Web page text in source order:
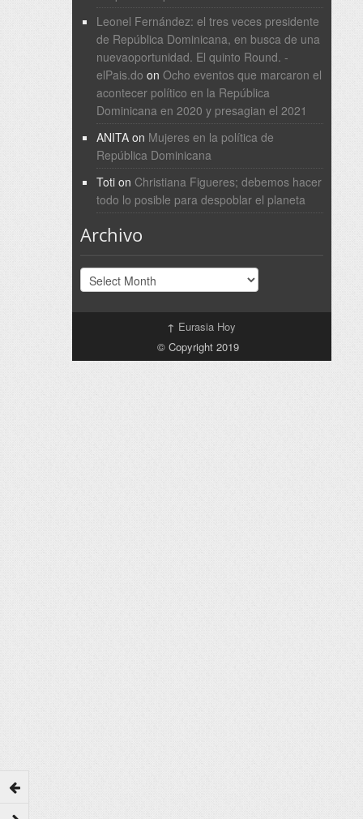
Leonel Fernández: el tres veces presidente
de República Dominicana, en busca de una
nuevaoportunidad. El quinto Round. -
elPais.do on Ocho eventos que marcaron el
acontecer político en la República
Dominicana en 2020 y presagian el 2021
ANITAon Mujeres en la política de
República Dominicana
Totion Christiana Figueres; debemos hacer
todo lo posible para despoblar el planeta
Archivo
Archivo
↑ Eurasia Hoy
© Copyright 2019